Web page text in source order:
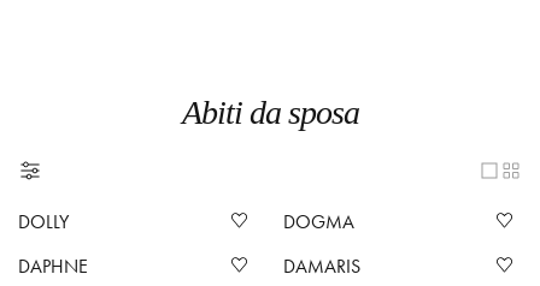
Abiti da sposa
DOLLY
DOGMA
DAPHNE
DAMARIS